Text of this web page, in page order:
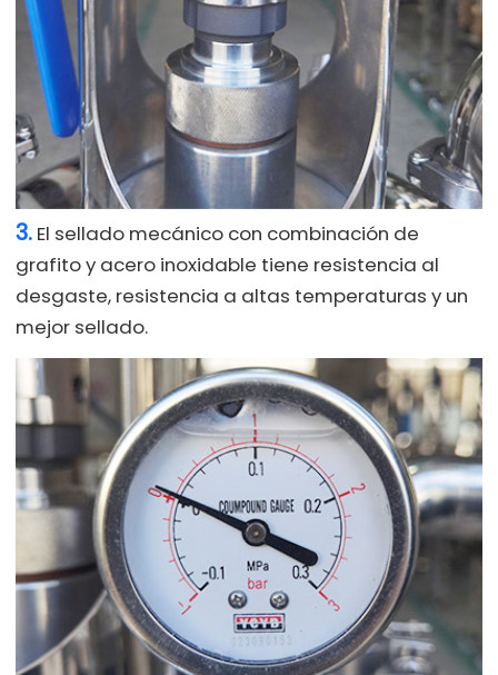
3. El sellado mecánico con combinación de
grafito y acero inoxidable tiene resistencia al
desgaste, resistencia a altas temperaturas y un
mejor sellado.